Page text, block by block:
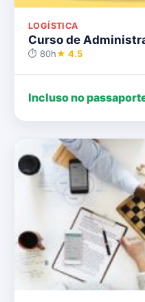
LOGÍSTICA
Curso de
⏱ 80h★ 4.5
Incluso no